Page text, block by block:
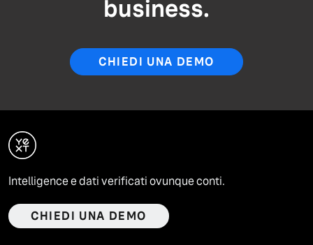
business.
CHIEDI UNA DEMO
Intelligence e dati verificati ovunque conti.
CHIEDI UNA DEMO